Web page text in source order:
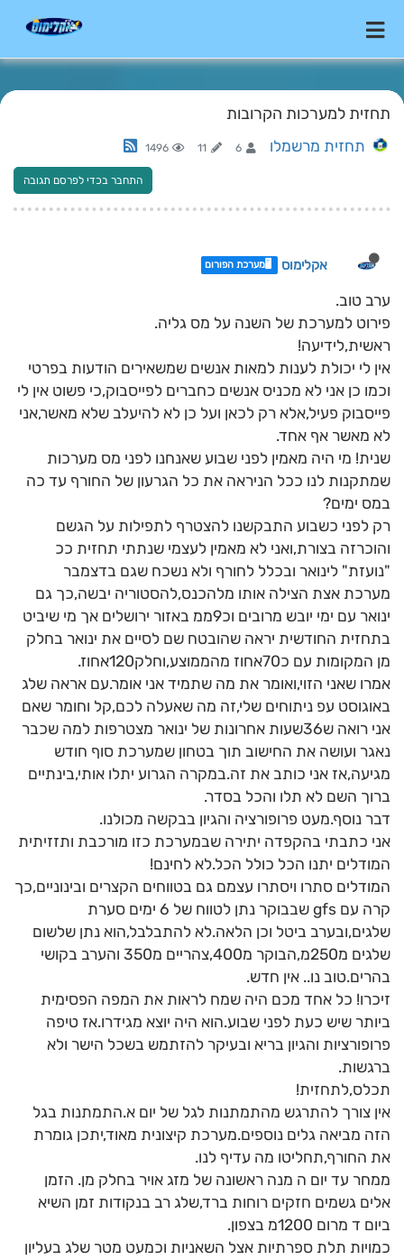
תחזית למערכות הקרובות
תחזית מרשמלו 6
11
1496
התחבר בכדי לפרסם תגובה
אקלימוס 🖥️מערכת הפורום
ערב טוב.
פירוט למערכת של השנה על מס גליה.
ראשית,לידיעה!
אין לי יכולת לענות למאות אנשים שמשאירים הודעות בפרטי
וכמו כן אני לא מכניס אנשים כחברים לפייסבוק,כי פשוט אין לי
פייסבוק פעיל,אלא רק לכאן ועל כן לא להיעלב שלא מאשר,אני
לא מאשר אף אחד.
שנית! מי היה מאמין לפני שבוע שאנחנו לפני מס מערכות
שמתקנות לנו ככל הניראה את כל הגרעון של החורף עד כה
במס ימים?
רק לפני כשבוע התבקשנו להצטרף לתפילות על הגשם
והוכרזה בצורת,ואני לא מאמין לעצמי שנתתי תחזית ככ
"נועזת" לינואר ובכלל לחורף ולא נשכח שגם בדצמבר
מערכת אצת הצילה אותו מלהכנס,להסטוריה יבשה,כך גם
ינואר עם ימי יובש מרובים וכ9ממ באזור ירושלים אך מי שיביט
בתחזית החודשית יראה שהובטח שם לסיים את ינואר בחלק
מן המקומות עם כ70אחוז מהממוצע,וחלק120אחוז.
אמרו שאני הזוי,ואומר את מה שתמיד אני אומר.עם אראה שלג
באוגוסט עפ ניתוחים שלי,זה מה שאעלה לכם,קל וחומר שאם
אני רואה ש36שעות אחרונות של ינואר מצטרפות למה שכבר
נאגר ועושה את החישוב תוך בטחון שמערכת סוף חודש
מגיעה,אז אני כותב את זה.במקרה הגרוע יתלו אותי,בינתיים
ברוך השם לא תלו והכל בסדר.
דבר נוסף.מעט פרופורציה והגיון בבקשה מכולנו.
אני כתבתי בהקפדה יתירה שבמערכת כזו מורכבת ותזזיתית
המודלים יתנו הכל כולל הכל.לא לחינם!
המודלים סתרו ויסתרו עצמם גם בטווחים הקצרים ובינוניים,כך
קרה עם gfs שבבוקר נתן לטווח של 6 ימים סערת
שלגים,ובערב ביטל וכן הלאה.לא להתבלבל,הוא נתן שלשום
שלגים מ250מ,הבוקר מ400,צהריים מ350 והערב בקושי
בהרים.טוב נו.. אין חדש.
זיכרו! כל אחד מכם היה שמח לראות את המפה הפסימית
ביותר שיש כעת לפני שבוע.הוא היה יוצא מגידרו.אז טיפה
פרופורציות והגיון בריא ובעיקר להזתמש בשכל הישר ולא
ברגשות.
תכלס,לתחזית!
אין צורך להתרגש מהתמתנות לגל של יום א.התמתנות בגל
הזה מביאה גלים נוספים.מערכת קיצונית מאוד,יתכן גומרת
את החורף,תחליטו מה עדיף לנו.
ממחר עד יום ה מנה ראשונה של מזג אויר בחלק מן. הזמן
אלים גשמים חזקים רוחות ברד,שלג רב בנקודות זמן השיא
ביום ד מרום 1200מ בצפון.
כמויות תלת ספרתיות אצל השאניות וכמעט מטר שלג בעליון